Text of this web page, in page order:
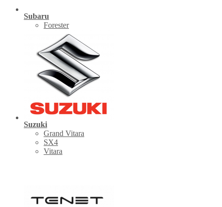
Subaru
Forester
Suzuki
Grand Vitara
SX4
Vitara